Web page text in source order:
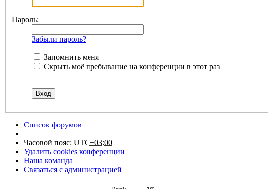
Пароль:
Забыли пароль?
Запомнить меня
Скрыть моё пребывание на конференции в этот раз
Список форумов
Часовой пояс: UTC+03:00
Удалить cookies конференции
Наша команда
Связаться с администрацией